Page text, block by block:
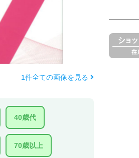
1件全ての画像を見る
40歳代
70歳以上